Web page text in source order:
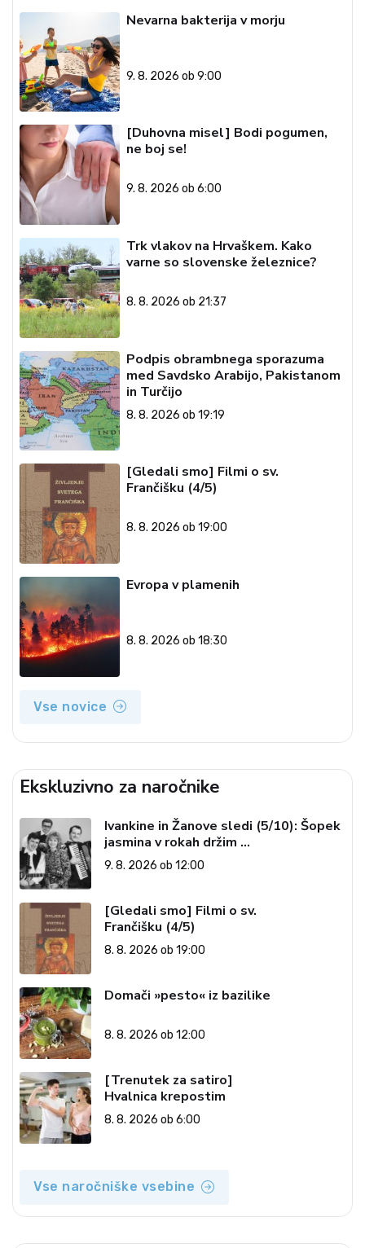
Nevarna bakterija v morju
9. 8. 2026 ob 9:00
[Duhovna misel] Bodi pogumen,
ne boj se!
9. 8. 2026 ob 6:00
Trk vlakov na Hrvaškem. Kako
varne so slovenske železnice?
8. 8. 2026 ob 21:37
Podpis obrambnega sporazuma
med Savdsko Arabijo, Pakistanom
in Turčijo
8. 8. 2026 ob 19:19
[Gledali smo] Filmi o sv.
Frančišku (4/5)
8. 8. 2026 ob 19:00
Evropa v plamenih
8. 8. 2026 ob 18:30
Vse novice
Ekskluzivno za naročnike
Ivankine in Žanove sledi (5/10): Šopek
jasmina v rokah držim …
9. 8. 2026 ob 12:00
[Gledali smo] Filmi o sv.
Frančišku (4/5)
8. 8. 2026 ob 19:00
Domači »pesto« iz bazilike
8. 8. 2026 ob 12:00
[Trenutek za satiro]
Hvalnica krepostim
8. 8. 2026 ob 6:00
Vse naročniške vsebine